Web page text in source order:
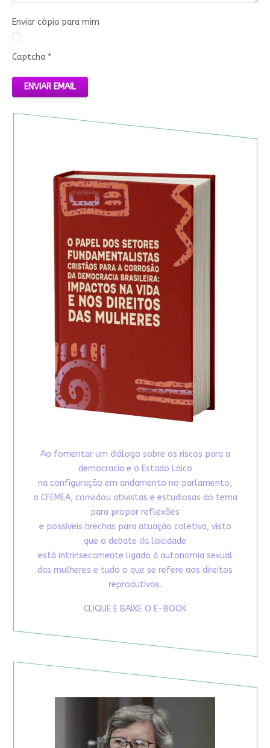
Enviar cópia para mim
Captcha*
ENVIAR EMAIL
Ao fomentar um diálogo sobre os riscos para a
democracia e o Estado Laico
na configuração em andamento no parlamento,
o CFEMEA, convidou ativistas e estudiosas do tema
para propor reflexões
e possíveis brechas para atuação coletiva, visto
que o debate da laicidade
está intrinsecamente ligado à autonomia sexual
das mulheres e tudo o que se refere aos direitos
reprodutivos.
CLIQUE E BAIXE O E-BOOK